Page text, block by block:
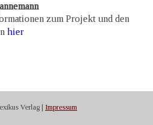
zum Projekt und den
hier
Verlag | Impressum